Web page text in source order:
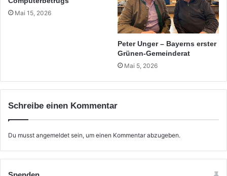
Mai 15, 2026
Peter Unger – Bayerns erster
Grünen-Gemeinderat
Mai 5, 2026
Schreibe einen Kommentar
Du musst angemeldet sein, um einen Kommentar abzugeben.